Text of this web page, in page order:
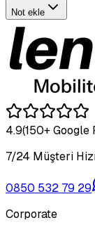
Not ekle
4.9(150+ Google
7/24 Müşteri
0850 532 79 29
Corporate